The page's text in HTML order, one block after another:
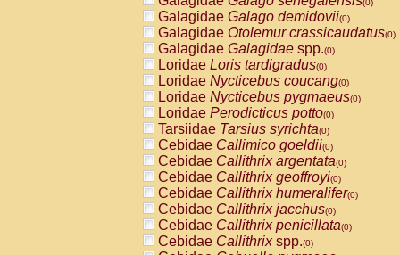
AtelidaeAteles geoffroyi(0)
AtelidaeAteles paniscus(0)
AtelidaeAtelesspp.(0)
Atelidae Lagothrix lagothricha
AtelidaeLagothrix lagothricha cana
PitheciidaeCacajao calvus
PitheciidaeCallicebus cupreus
PitheciidaeCallicebus donacophilus
PitheciidaeCallicebus moloch
PitheciidaeCallicebus torquatus
PitheciidaeCallicebusspp.(0)
PitheciidaeChiropotes satanas(0)
PitheciidaePithecia monachus
PitheciidaePithecia pithecia(0)
CercopithecidaeCercocebus agilis
(0)
Galagidae Galago demidovii(0)
Galagidae Otolemur crassicaudatus(0)
Galagidae Galagidae spp.(0)
Loridae Loris tardigradus(0)
Loridae Nycticebus coucang(0)
Loridae Nycticebus pygmaeus(0)
Loridae Perodicticus potto(0)
Tarsiidae Tarsius syrichta(0)
Cebidae Callimico goeldii(0)
Cebidae Callithrix argentata(0)
Cebidae Callithrix geoffroyi(0)
Cebidae Callithrix humeralifer(0)
Cebidae Callithrix jacchus(0)
Cebidae Callithrix penicillata(0)
Cebidae Callithrixspp.(0)